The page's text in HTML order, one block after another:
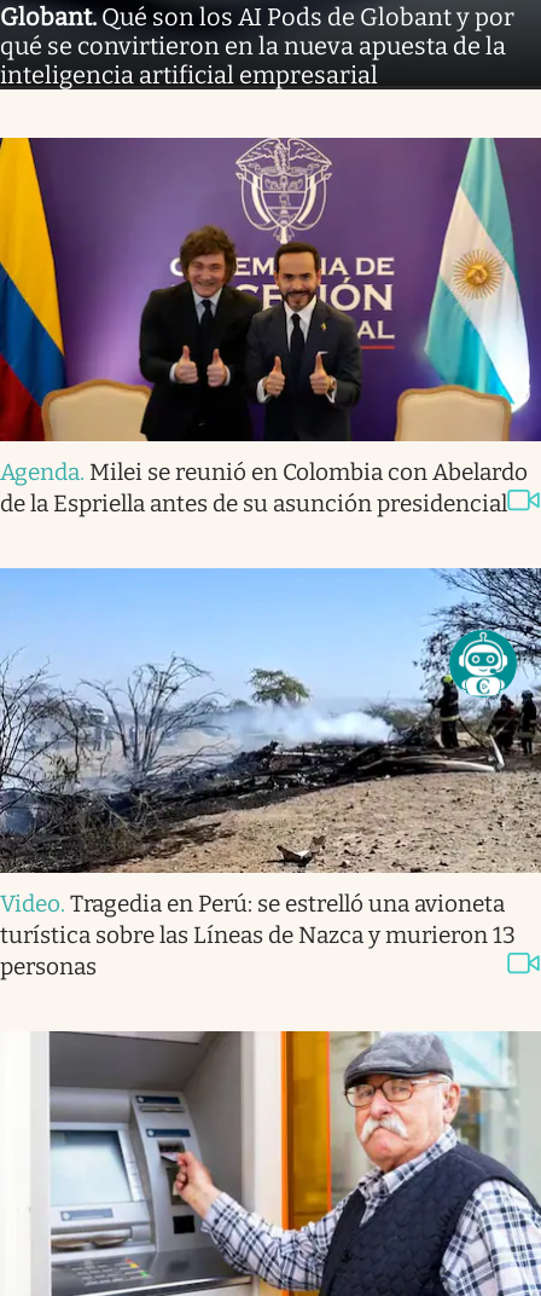
Globant.Qué son los AI Pods de Globant y por
qué se convirtieron en la nueva apuesta de la
inteligencia artificial empresarial
Agenda. Milei se reunió en Colombia con Abelardo
de la Espriella antes de su asunción presidencial
Video. Tragedia en Perú: se estrelló una avioneta
turística sobre las Líneas de Nazca y murieron 13
personas